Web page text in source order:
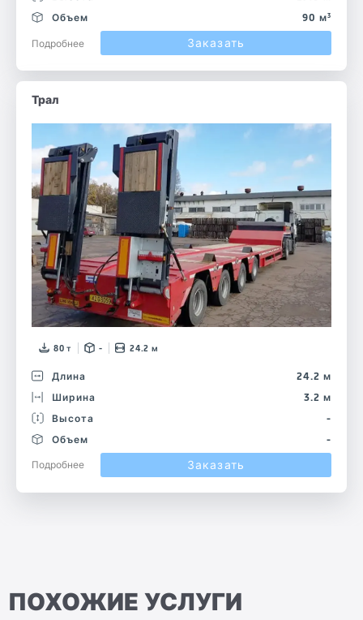
Объем
90 м³
Подробнее
Заказать
Трал
80 т - 24.2 м
Длина
24.2 м
Ширина
3.2 м
Высота
-
Объем
-
Подробнее
Заказать
ПОХОЖИЕ УСЛУГИ